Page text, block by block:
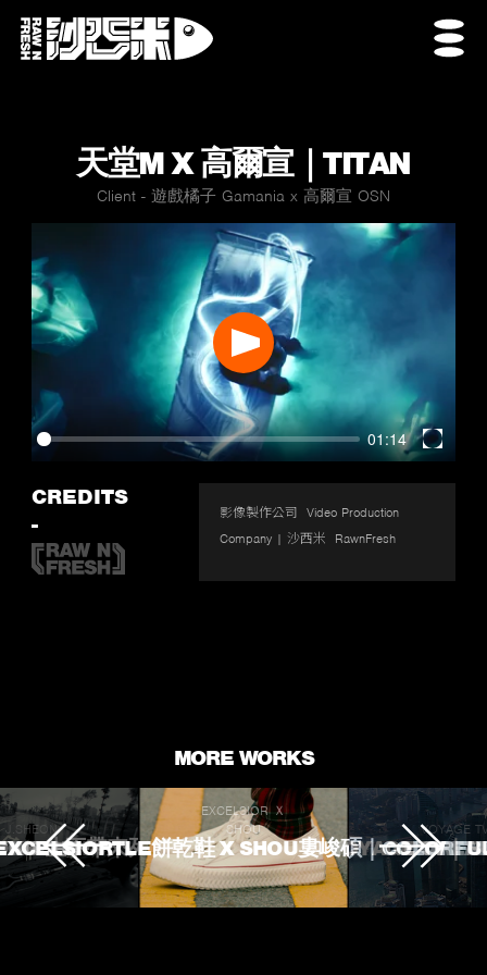
天堂M X 高爾宣｜TITAN
Client - 遊戲橘子 Gamania x 高爾宣 OSN
01:14
Enter
Play
CREDITS
-
影像製作公司  Video Production
Company | 沙西米  RawnFresh
MORE WORKS
J.SHEON
生不帶來死不帶走
EXCELSIOR Ｘ
SHOU
餅乾鞋 X SHOU婁峻碩｜
VOYAGE
VOYAGE TV｜